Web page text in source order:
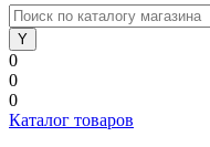
0
0
0
Каталог товаров